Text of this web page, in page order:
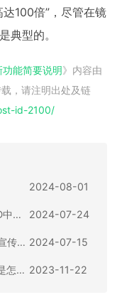
100倍”，尽管在镜
典型的。
能简要说明》内容由
，请注明出处及链
id-2100/
2024-08-01
对谈FGT渲染大赛三月冠军：如何在C4D中打造一场末日之战 2024-07-24
C4D制作 Redshift渲染《毒枭:墨西哥》宣传片解析大放送 2024-07-15
高度还原！C4D官方发帖宣传的3D作品是怎么做成的 2023-11-22